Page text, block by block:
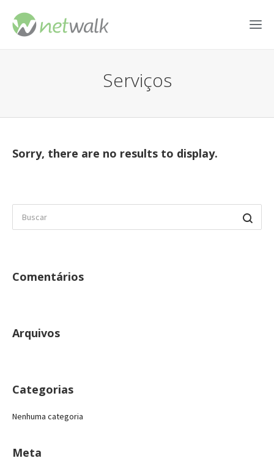
Serviços
Sorry, there are no results to display.
Comentários
Arquivos
Categorias
Nenhuma categoria
Meta